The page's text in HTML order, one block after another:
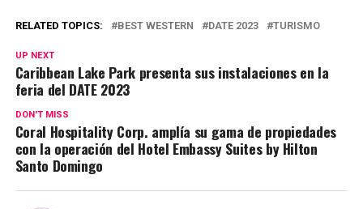
RELATED TOPICS: BEST WESTERN DATE 2023 TURISMO
UP NEXT
Caribbean Lake Park presenta sus instalaciones en la
feria del DATE 2023
DON'T MISS
Coral Hospitality Corp. amplía su gama de propiedades
con la operación del Hotel Embassy Suites by Hilton
Santo Domingo